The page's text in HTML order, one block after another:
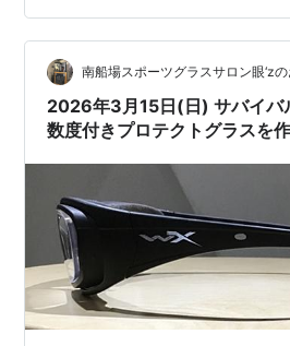
南船場スポーツグラスサロン眼‘zの
2026年3月15日(日) サバイバ
数度付きプロテクトグラスを